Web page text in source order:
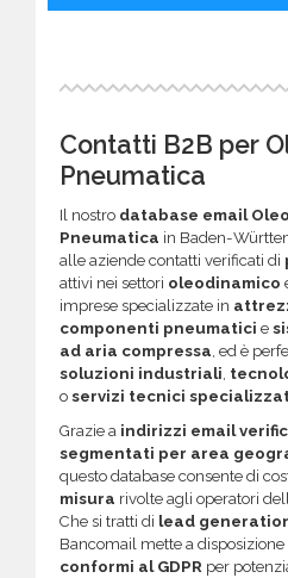
Contatti B2B per
Pneumatica
Il nostro database email
Pneumatica in Baden-
alle aziende contatti verificati di
attivi nei settori oleodinamico
imprese specializzate in
componenti pneumatici e
ad aria compressa, ed è
soluzioni industriali,
o servizi tecnici
Grazie a indirizzi email
segmentati per area
questo database consente di
misura rivolte agli operatori
Che si tratti di lead
Bancomail mette a disposizione
conformi al GDPR per